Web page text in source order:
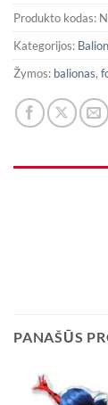
Produkto kodas:
Kategorijos:
Žymos: balionas,
PANAŠŪS